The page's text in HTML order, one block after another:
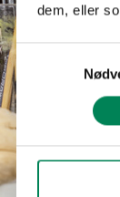
dem, eller